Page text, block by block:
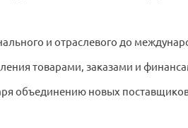
и отраслевого до
товарами, заказами и
объединению новых